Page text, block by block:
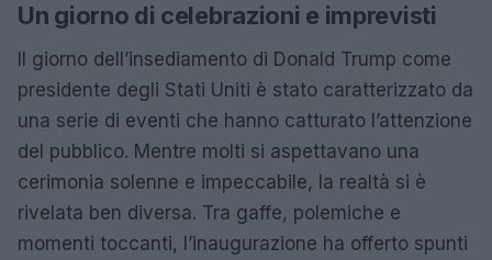
Un giorno di celebrazioni e imprevisti
Il giorno dell’insediamento di Donald Trump come
presidente degli Stati Uniti è stato caratterizzato da
una serie di eventi che hanno catturato l’attenzione
del pubblico. Mentre molti si aspettavano una
cerimonia solenne e impeccabile, la realtà si è
rivelata ben diversa. Tra gaffe, polemiche e
momenti toccanti, l’inaugurazione ha offerto spunti